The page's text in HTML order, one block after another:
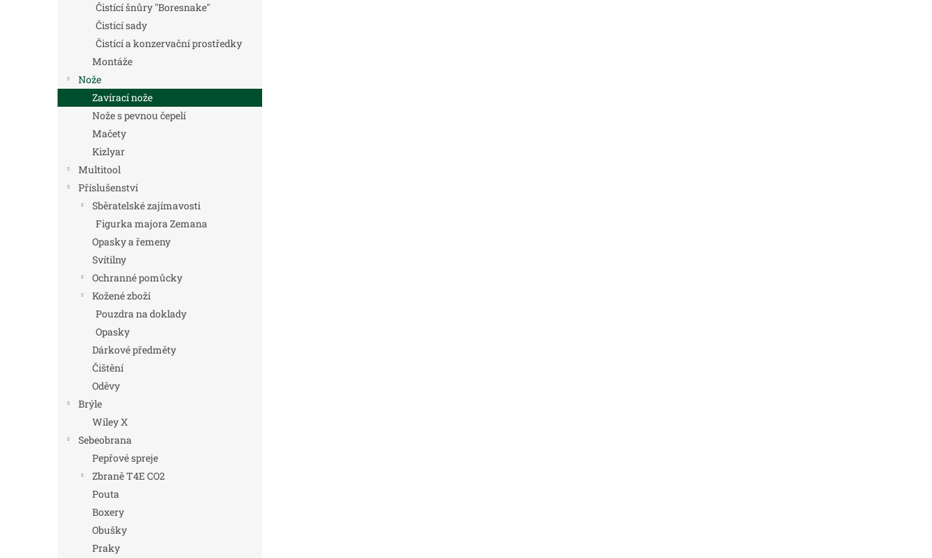
Čistící šnůry "Boresnake"
Čistící sady
Čistící a konzervační prostředky
Montáže
Nože
Zavírací nože
Nože s pevnou čepelí
Mačety
Kizlyar
Multitool
Příslušenství
Sběratelské zajímavosti
Figurka majora Zemana
Opasky a řemeny
Svítilny
Ochranné pomůcky
Kožené zboží
Pouzdra na doklady
Opasky
Dárkové předměty
Čištění
Oděvy
Brýle
Wiley X
Sebeobrana
Pepřové spreje
Zbraně T4E CO2
Pouta
Boxery
Obušky
Praky